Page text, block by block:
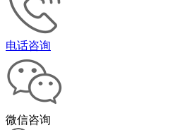
电话咨询
微信咨询